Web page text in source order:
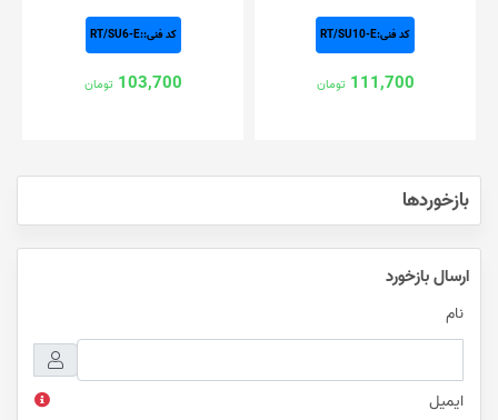
کد فنی:RT/SU10-E
111,700 تومان
کد فنی::RT/SU6-E
103,700 تومان
بازخوردها
ارسال بازخورد
نام
ایمیل